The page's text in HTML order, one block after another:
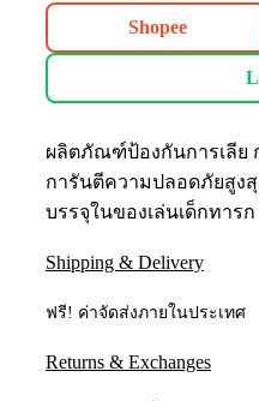
Shopee
ผลิตภัณฑ์ป้องกันการเลีย
การันตีความปลอดภัยสูง
บรรจุในของเล่นเด็กทารก
Shipping & Delivery
ฟรี! ค่าจัดส่งภายในประเทศ
Returns & Exchanges